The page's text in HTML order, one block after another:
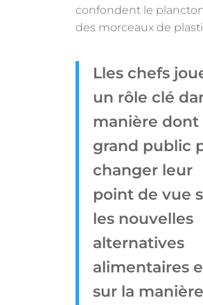
confondent le
des morceaux de
Lles chefs
un rôle clé
manière dont
grand public
changer leur
point de vue
les nouvelles
alternatives
alimentaires
sur la manière